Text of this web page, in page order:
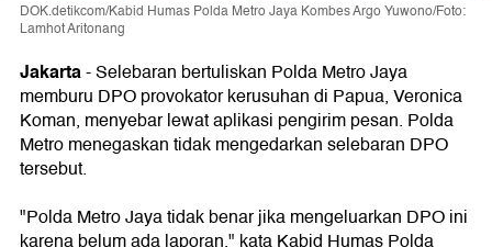
DOK.detikcom/Kabid Humas Polda Metro Jaya Kombes Argo Yuwono/Foto:
Lamhot Aritonang
Jakarta-Selebaran bertuliskan Polda Metro Jaya
memburu DPO provokator kerusuhan di Papua, Veronica
Koman, menyebar lewat aplikasi pengirim pesan. Polda
Metro menegaskan tidak mengedarkan selebaran DPO
tersebut.
"Polda Metro Jaya tidak benar jika mengeluarkan DPO ini